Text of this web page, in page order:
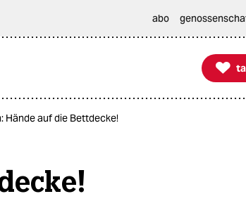
abo

taz
Hände auf die Bettdecke!